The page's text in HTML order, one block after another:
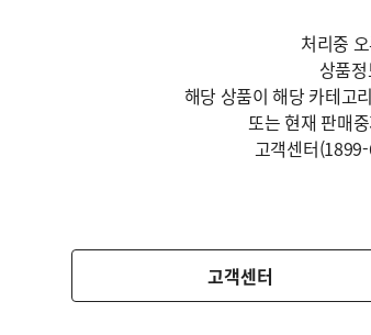
처리중
상품
해당 상품이 해당 카테고
또는 현재 판매
고객센터
고객센터